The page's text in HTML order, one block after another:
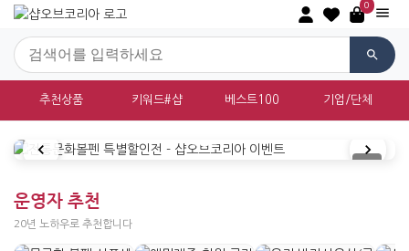
0
추천상품 키워드#샵 베스트100 기업/단체
대한민국 전통문화상품 쇼핑몰 샵오브
운영자 추천
20년 노하우로 추천합니다